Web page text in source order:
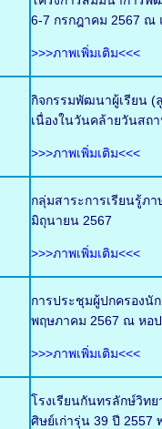
6-7 กรกฎาคม 2567 ณ
>>>ภาพเพิ่มเติม<<<
กิจกรรมพัฒนาผู้เรียน
เนื่องในวันคล้ายวันสถ
>>>ภาพเพิ่มเติม<<<
กลุ่มสาระการเรียนรู้ภ
มิถุนายน 2567
>>>ภาพเพิ่มเติม<<<
การประชุมผู้ปกครองนั
พฤษภาคม 2567 ณ หอ
>>>ภาพเพิ่มเติม<<<
โรงเรียนกันทรลักษ์วิท
ศิษย์เก่ารุ่น 39 ปี